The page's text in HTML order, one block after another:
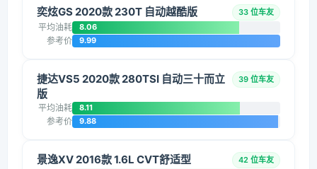
奕炫GS 2020款 230T 自动越酷版 33 位车友
平均油耗 8.06
参考价 9.99
捷达VS5 2020款 280TSI 自动三十而立
版
39 位车友
平均油耗 8.11
参考价 9.88
景逸XV 2016款 1.6L CVT舒适型 42 位车友